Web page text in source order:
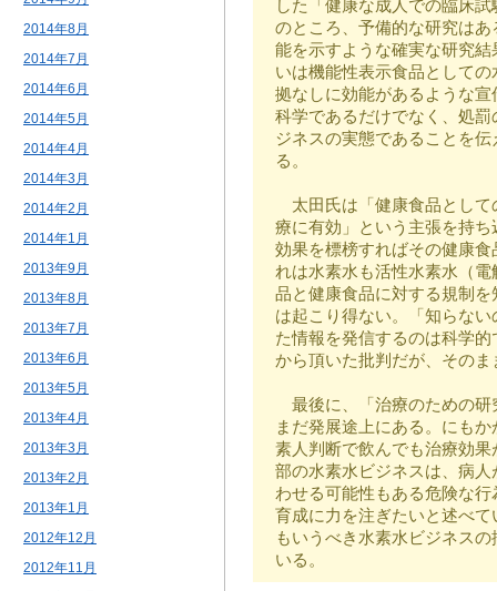
2014年8月
2014年7月
2014年6月
2014年5月
2014年4月
2014年3月
2014年2月
2014年1月
2013年9月
2013年8月
2013年7月
2013年6月
2013年5月
2013年4月
2013年3月
2013年2月
2013年1月
2012年12月
2012年11月
した「健康な成人での臨床
のところ、予備的な研究は
能を示すような確実な研究
いは機能性表示食品として
拠なしに効能があるような
科学であるだけでなく、処
ジネスの実態であることを
る。
太田氏は「健康食品として
療に有効」という主張を持
効果を標榜すればその健康
れは水素水も活性水素水（
品と健康食品に対する規制
は起こり得ない。「知らな
た情報を発信するのは科学
から頂いた批判だが、その
最後に、「治療のための研
まだ発展途上にある。にも
素人判断で飲んでも治療効
部の水素水ビジネスは、病
わせる可能性もある危険な
育成に力を注ぎたいと述べ
もいうべき水素水ビジネス
いる。